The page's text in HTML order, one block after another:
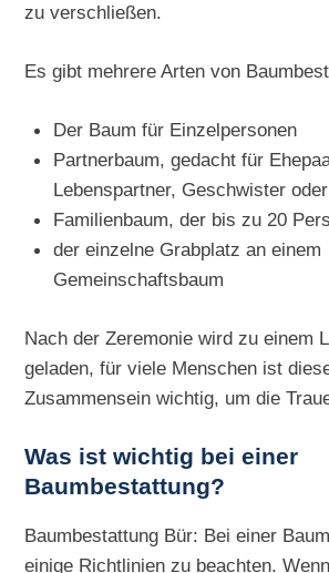
zu verschließen.
Es gibt mehrere Arten von
Der Baum für Einzelpersonen
Partnerbaum, gedacht für
Lebenspartner, Geschwister
Familienbaum, der bis zu 20
der einzelne Grabplatz an einem
Gemeinschaftsbaum
Nach der Zeremonie wird zu einem
geladen, für viele Menschen ist
Zusammensein wichtig, um die
Was ist wichtig bei einer
Baumbestattung?
Baumbestattung Bür: Bei einer
einige Richtlinien zu beachten.